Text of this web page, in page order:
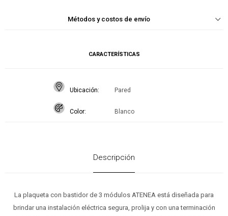
Métodos y costos de envío
CARACTERÍSTICAS
Ubicación Pared
Color Blanco
Descripción
La plaqueta con bastidor de 3 módulos ATENEA está diseñada para
brindar una instalación eléctrica segura, prolija y con una terminación